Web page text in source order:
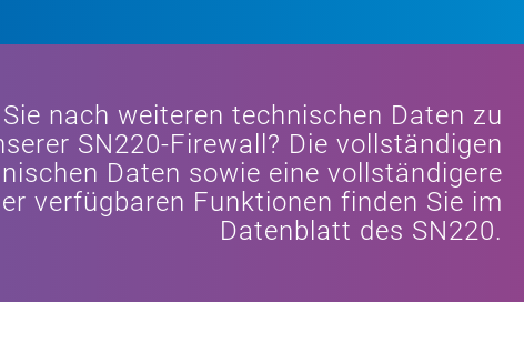
nach weiteren technischen Daten zu
SN220-Firewall? Die vollständigen
Daten sowie eine vollständigere
verfügbaren Funktionen finden Sie im
Datenblatt des SN220.